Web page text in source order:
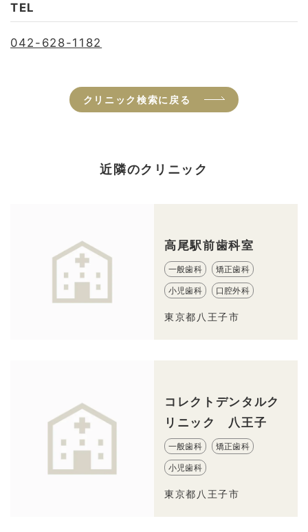
TEL
042-628-1182
クリニック検索に戻る
近隣のクリニック
高尾駅前歯科室
一般歯科 矯正歯科
小児歯科 口腔外科
東京都八王子市
コレクトデンタルク
リニック 八王子
一般歯科 矯正歯科
小児歯科
東京都八王子市